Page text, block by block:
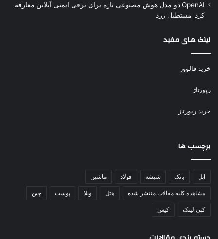
OpenAI دو مدل هوش مصنوعی تازه برای ترقی ایمنی آنلاین معارفه
کرد_مستطیل زرد
لینک های مفید
خرید فالوور
رپورتاژ
خرید رپورتاژ
برچسب ها
اپل بانک شیشه فولاد ماشین
مشاهده کلیه مقالات منتشر شده هتل ویلا پوست چین
کپی لینک کیس